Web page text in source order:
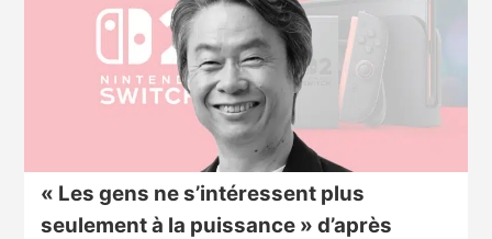
« Les gens ne s’intéressent plus
seulement à la puissance » d’après